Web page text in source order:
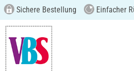
Sichere Bestellung Einfacher